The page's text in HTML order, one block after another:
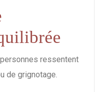
ressentent
de grignotage.